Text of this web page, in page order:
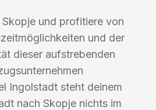
und profitiere von
und der
dieser aufstrebenden
Ingolstadt steht deinem
nach Skopje nichts im